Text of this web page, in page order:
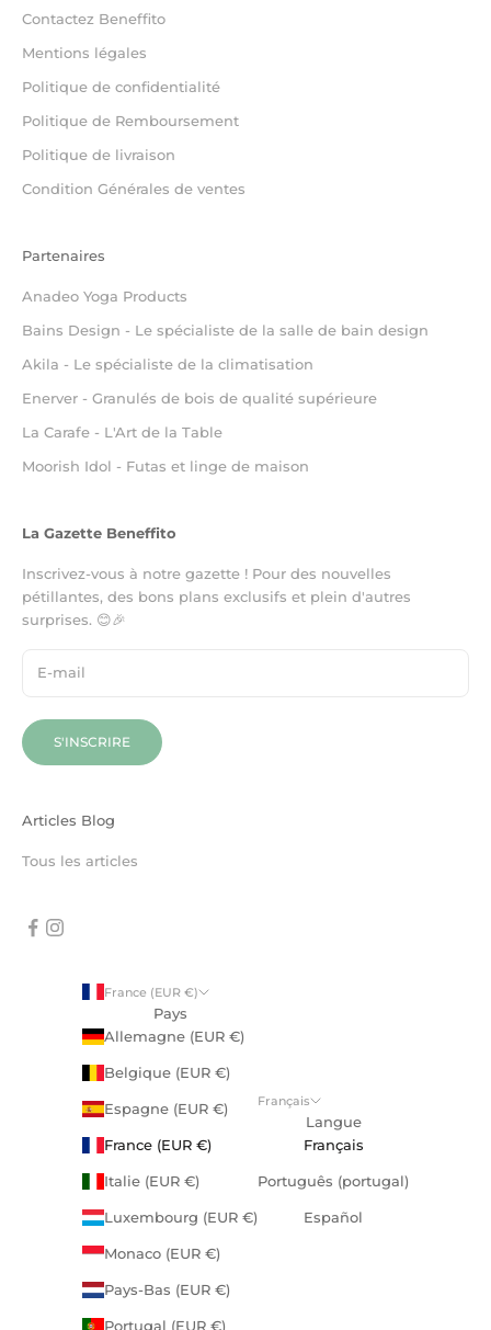
Contactez Beneffito
Mentions légales
Politique de confidentialité
Politique de Remboursement
Politique de livraison
Condition Générales de ventes
Partenaires
Anadeo Yoga Products
Bains Design - Le spécialiste de la salle de bain design
Akila - Le spécialiste de la climatisation
Enerver - Granulés de bois de qualité supérieure
La Carafe - L'Art de la Table
Moorish Idol - Futas et linge de maison
La Gazette Beneffito
Inscrivez-vous à notre gazette ! Pour des nouvelles
pétillantes, des bons plans exclusifs et plein d'autres
surprises. 😊🎉
S'INSCRIRE
Articles Blog
Tous les articles
France (EUR €)
Pays
Allemagne (EUR €)
Belgique (EUR €)
Espagne (EUR €)
France (EUR €)
Italie (EUR €)
Luxembourg (EUR €)
Monaco (EUR €)
Pays-Bas (EUR €)
Portugal (EUR €)
Français
Langue
Français
Português (portugal)
Español